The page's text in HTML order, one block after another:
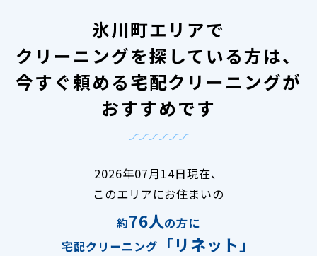
氷川町エリアで
クリーニングを探している方は、
今すぐ頼める宅配クリーニングが
おすすめです
2026年07月14日現在、
このエリアにお住まいの
約76人の方に
宅配クリーニング
「リネット」